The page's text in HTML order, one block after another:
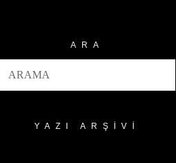
ARA
YAZI ARŞIVI